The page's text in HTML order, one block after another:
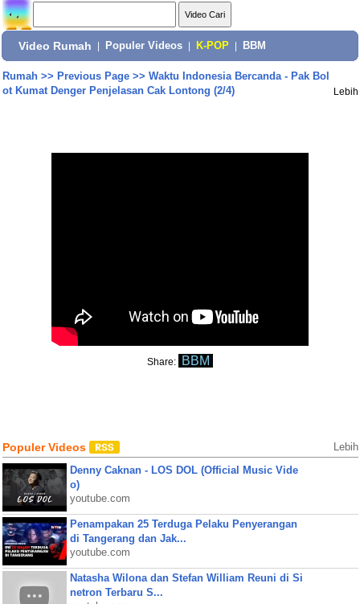
Video Rumah Populer Videos K-POP BBM
Rumah>> Previous Page>> Waktu Indonesia Bercanda - Pak Bol
ot Kumat Denger Penjelasan Cak Lontong (2/4)
Lebih
Share: BBM
Populer Videos Lebih
Denny Caknan - LOS DOL (Official Music Vide
o)
youtube.com
Penampakan 25 Terduga Pelaku Penyerangan
di Tangerang dan Jak...
youtube.com
Natasha Wilona dan Stefan William Reuni di Si
netron Terbaru S...